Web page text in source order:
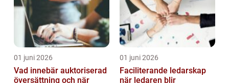
01 juni 2026
Vad innebär auktoriserad
översättning och när
01 juni 2026
Faciliterande ledarskap
när ledaren blir